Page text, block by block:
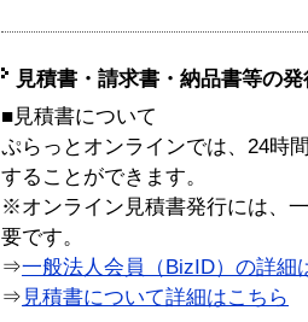
見積書・請求書・納品書等の
■見積書について
ぷらっとオンラインでは、24時
することができます。
※オンライン見積書発行には、
要です。
⇒一般法人会員（BizID）の詳細
⇒ 見積書について詳細はこちら